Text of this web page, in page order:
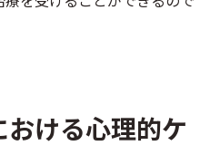
ける心理的ケ